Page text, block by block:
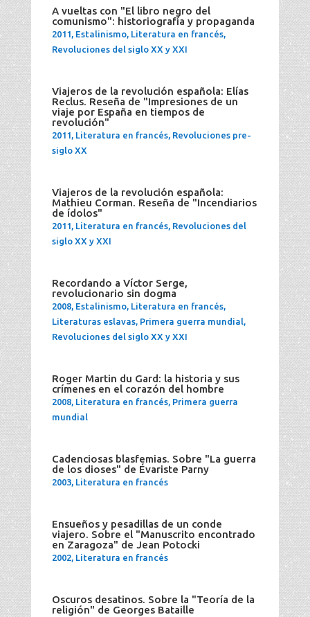
A vueltas con "El libro negro del
comunismo": historiografía y propaganda
2011, Estalinismo, Literatura en francés,
Revoluciones del siglo XX y XXI
Viajeros de la revolución española: Elías
Reclus. Reseña de "Impresiones de un
viaje por España en tiempos de
revolución"
2011, Literatura en francés, Revoluciones pre-
siglo XX
Viajeros de la revolución española:
Mathieu Corman. Reseña de "Incendiarios
de ídolos"
2011, Literatura en francés, Revoluciones del
siglo XX y XXI
Recordando a Víctor Serge,
revolucionario sin dogma
2008, Estalinismo, Literatura en francés,
Literaturas eslavas, Primera guerra mundial,
Revoluciones del siglo XX y XXI
Roger Martin du Gard: la historia y sus
crímenes en el corazón del hombre
2008, Literatura en francés, Primera guerra
mundial
Cadenciosas blasfemias. Sobre "La guerra
de los dioses" de Évariste Parny
2003, Literatura en francés
Ensueños y pesadillas de un conde
viajero. Sobre el "Manuscrito encontrado
en Zaragoza" de Jean Potocki
2002, Literatura en francés
Oscuros desatinos. Sobre la "Teoría de la
religión" de Georges Bataille